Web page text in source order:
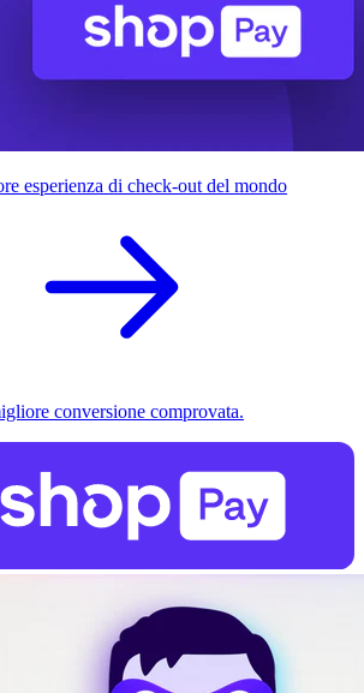
esperienza di check-out del mondo
conversione comprovata.